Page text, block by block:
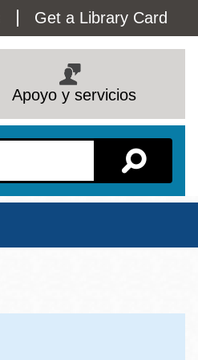
Get a Library Card
Apoyo y servicios